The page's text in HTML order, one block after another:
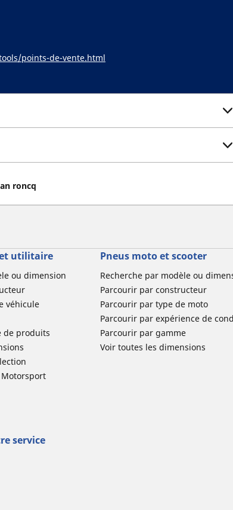
points-de-vente.html
roncq
et utilitaire
ou dimension
véhicule
de produits
Pneus moto et scooter
Recherche par modèle ou
Parcourir par constructeur
Parcourir par type de moto
Parcourir par expérience de
Parcourir par gamme
Voir toutes les dimensions
service